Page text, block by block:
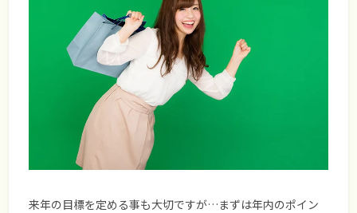
来年の目標を定める事も大切ですが…まずは年内のポイン